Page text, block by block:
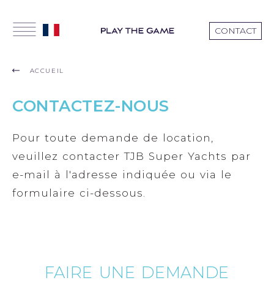
CONTACT
ACCUEIL
CONTACTEZ-NOUS
Pour toute demande de location,
veuillez contacter TJB Super Yachts par
e-mail à l'adresse indiquée ou via le
formulaire ci-dessous.
FAIRE UNE DEMANDE